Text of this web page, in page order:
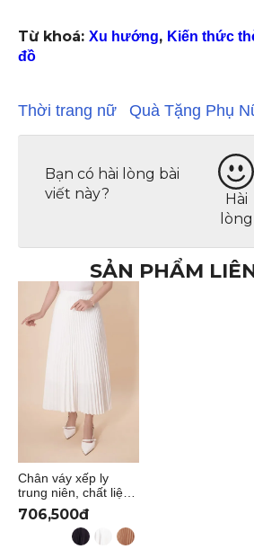
Từ khoá: Xu hướng, Kiến thức
đồ
Thời trang nữ Quà Tặng Phụ
Bạn có hài lòng bài
viết này?
Hài
lòng
SẢN PHẨM
Chân váy xếp ly
trung niên, chất liệu
lụa cát cao cấp, siêu
tôn dáng thương
hiệu Thiều Hoa
CV3L0928
706,500đ